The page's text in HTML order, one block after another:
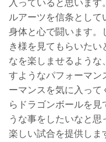
入っていると思いま
ルアーツを信条として
身体と心で闘います。
き様を見てもらいた
なを楽しませるよう
すようなパフォーマン
ーマンスを気に入っ
らドラゴンボールを見
うな事をしたいなと思
楽しい試合を提供しま